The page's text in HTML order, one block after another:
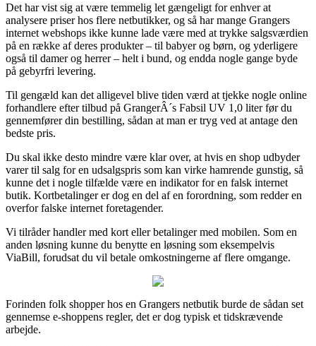
Det har vist sig at være temmelig let gængeligt for enhver at
analysere priser hos flere netbutikker, og så har mange Grangers
internet webshops ikke kunne lade være med at trykke salgsværdien
på en række af deres produkter – til babyer og børn, og yderligere
også til damer og herrer – helt i bund, og endda nogle gange byde
på gebyrfri levering.
Til gengæld kan det alligevel blive tiden værd at tjekke nogle online
forhandlere efter tilbud på GrangerÂ´s Fabsil UV 1,0 liter før du
gennemfører din bestilling, sådan at man er tryg ved at antage den
bedste pris.
Du skal ikke desto mindre være klar over, at hvis en shop udbyder
varer til salg for en udsalgspris som kan virke hamrende gunstig, så
kunne det i nogle tilfælde være en indikator for en falsk internet
butik. Kortbetalinger er dog en del af en forordning, som redder en
overfor falske internet foretagender.
Vi tilråder handler med kort eller betalinger med mobilen. Som en
anden løsning kunne du benytte en løsning som eksempelvis
ViaBill, forudsat du vil betale omkostningerne af flere omgange.
Forinden folk shopper hos en Grangers netbutik burde de sådan set
gennemse e-shoppens regler, det er dog typisk et tidskrævende
arbejde.